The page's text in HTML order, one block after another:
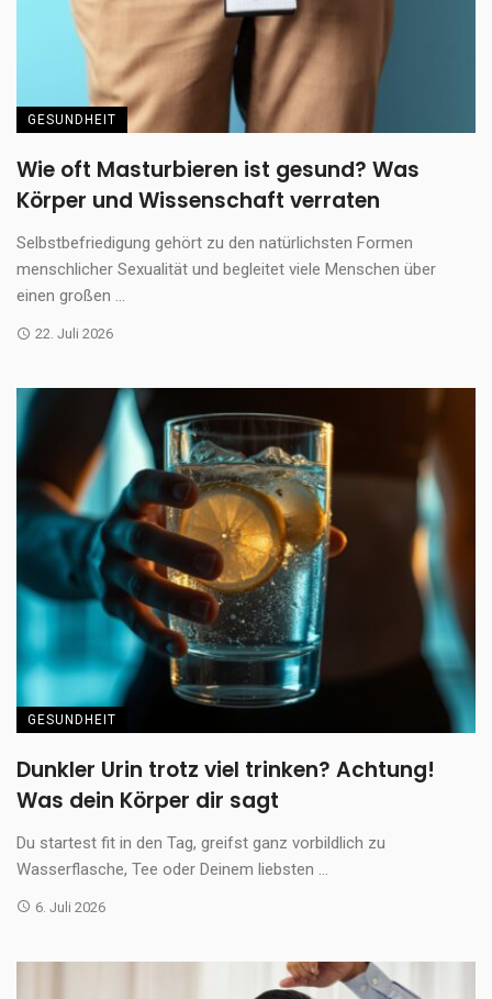
GESUNDHEIT
Wie oft Masturbieren ist gesund? Was
Körper und Wissenschaft verraten
Selbstbefriedigung gehört zu den natürlichsten Formen
menschlicher Sexualität und begleitet viele Menschen über
einen großen ...
22. Juli 2026
GESUNDHEIT
Dunkler Urin trotz viel trinken? Achtung!
Was dein Körper dir sagt
Du startest fit in den Tag, greifst ganz vorbildlich zu
Wasserflasche, Tee oder Deinem liebsten ...
6. Juli 2026